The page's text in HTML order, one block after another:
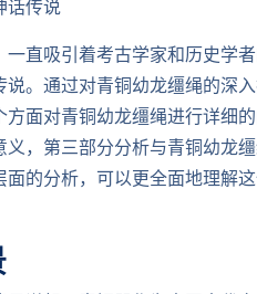
话传说
直吸引着考古学家和历史学
。通过对青铜幼龙缰绳的深
面对青铜幼龙缰绳进行详细
，第三部分分析与青铜幼龙
的分析，可以更全面地理解